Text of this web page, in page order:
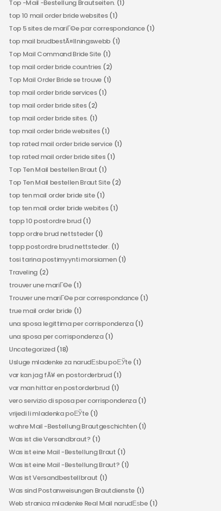
Top -Mail -Bestellung Brautseiten.(1)
top 10 mail order bride websites(1)
Top 5 sites de mariГ©e par correspondance(1)
top mail brudbestÃ¤llningswebb (1)
Top Mail Command Bride Site (1)
top mail order bride countries (2)
Top Mail Order Bride se trouve (1)
top mail order bride services(1)
top mail order bride sites(2)
top mail order bride sites. (1)
top mail order bride websites(1)
top rated mail order bride service(1)
top rated mail order bride sites(1)
Top Ten Mail bestellen Braut (1)
Top Ten Mail bestellen Braut Site(2)
top ten mail order bride site(1)
top ten mail order bride webites(1)
topp 10 postordre brud(1)
topp ordre brud nettsteder(1)
topp postordre brud nettsteder.(1)
tosi tarina postimyynti morsiamen(1)
Traveling(2)
trouver une mariГ©e(1)
Trouver une mariГ©e par correspondance(1)
true mail order bride (1)
una sposa legittima per corrispondenza(1)
una sposa per corrispondenza(1)
Uncategorized(18)
Usluge mladenke za narudЕѕbu poЕЎte(1)
var kan jag fÃ¥ en postorderbrud(1)
var man hittar en postorderbrud(1)
vero servizio di sposa per corrispondenza(1)
vrijedi li mladenka poЕЎte(1)
wahre Mail -Bestellung Brautgeschichten(1)
Was ist die Versandbraut? (1)
Was ist eine Mail -Bestellung Braut (1)
Was ist eine Mail -Bestellung Braut? (1)
Was ist Versandbestellbraut (1)
Was sind Postanweisungen Brautdienste(1)
Web stranica mladenke Real Mail narudЕѕbe(1)